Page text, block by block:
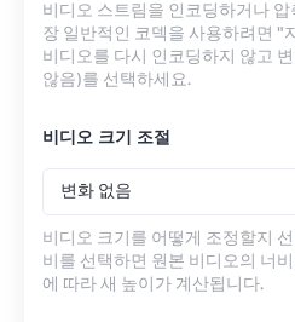
비디오 스트림을 인코딩하거나
장 일반적인 코덱을 사용하려면 "
비디오를 다시 인코딩하지 않고
않음)를 선택하세요.
비디오 크기 조절
변화 없음
비디오 크기를 어떻게 조정할지
비를 선택하면 원본 비디오의 너
에 따라 새 높이가 계산됩니다.